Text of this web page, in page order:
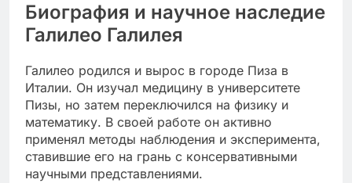
Биография и научное наследие
Галилео Галилея
Галилео родился и вырос в городе Пиза в
Италии. Он изучал медицину в университете
Пизы, но затем переключился на физику и
математику. В своей работе он активно
применял методы наблюдения и эксперимента,
ставившие его на грань с консервативными
научными представлениями.